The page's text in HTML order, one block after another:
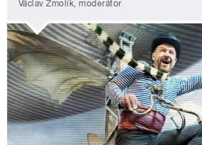
Václav Žmolík, moderátor